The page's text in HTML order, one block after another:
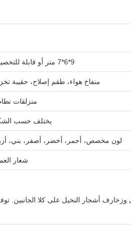
9*6*7 متر أو قابلة للتخصيص
منفاخ هواء، طقم إصلاح، حقيبة
منزلقات
يختلف حسب
لون مخصص، أحمر، أخضر، أصفر، بني،
شعار
وزخارف أشجار النخيل على كلا الجانبين.